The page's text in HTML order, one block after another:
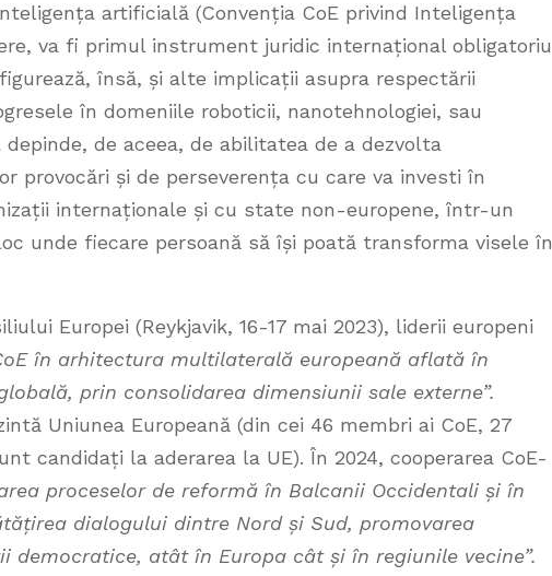
artificială (Convenția CoE privind Inteligența
va fi primul instrument juridic internațional obligatoriu
însă, și alte implicații asupra respectării
în domeniile roboticii, nanotehnologiei, sau
de aceea, de abilitatea de a dezvolta
provocări și de perseverența cu care va investi în
internaționale și cu state non-europene, într-un
unde fiecare persoană să își poată transforma visele în
Europei (Reykjavik, 16-17 mai 2023), liderii europeni
în arhitectura multilaterală europeană aflată în
prin consolidarea dimensiunii sale externe”.
Uniunea Europeană (din cei 46 membri ai CoE, 27
candidați la aderarea la UE). În 2024, cooperarea CoE-
proceselor de reformă în Balcanii Occidentali și în
dialogului dintre Nord și Sud, promovarea
atât în Europa cât și în regiunile vecine”.